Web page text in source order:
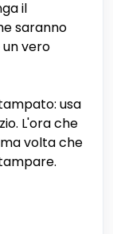
il
saranno
vero
usa
L'ora che
volta che